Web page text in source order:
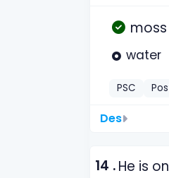
moss
water
PSC
Des
14 .He is